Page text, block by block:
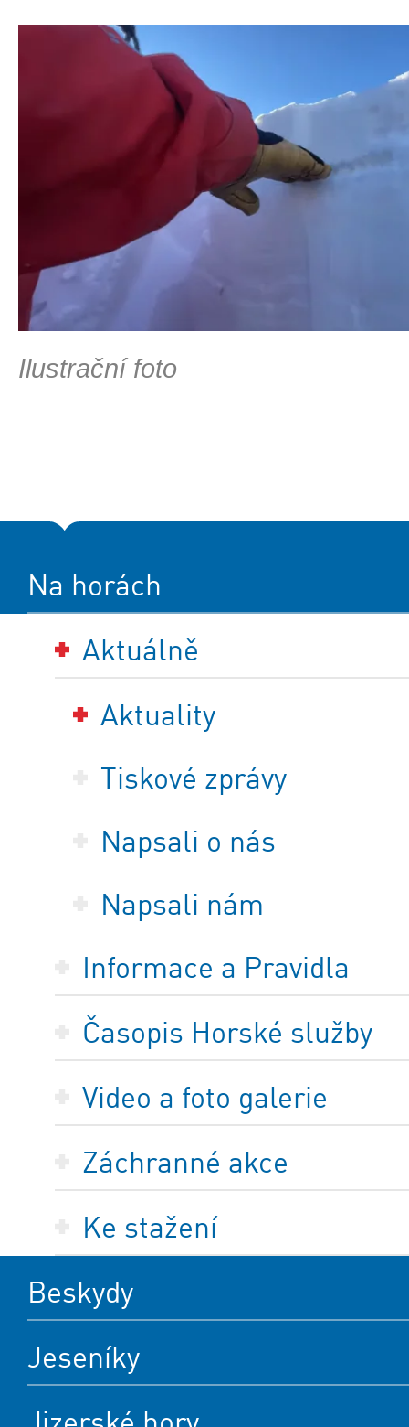
Ilustrační foto
Na horách
Aktuálně
Aktuality
Tiskové zprávy
Napsali o nás
Napsali nám
Informace a Pravidla
Časopis Horské služby
Video a foto galerie
Záchranné akce
Ke stažení
Beskydy
Jeseníky